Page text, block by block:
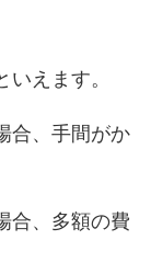
えます。
合、手間がか
合、多額の費